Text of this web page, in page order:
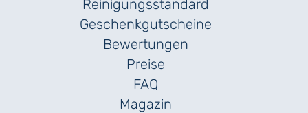
Reinigungs­standard
Geschenk­gutscheine
Bewertungen
Preise
FAQ
Magazin